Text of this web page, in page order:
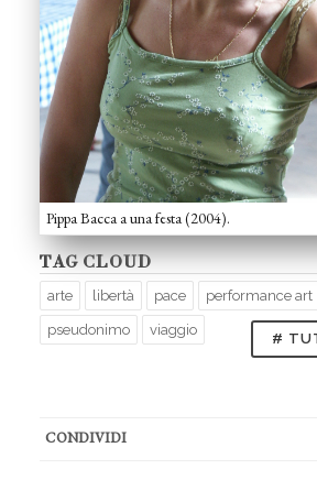
Pippa Bacca a una festa (2004).
TAG CLOUD
arte libertà pace performance art
pseudonimo viaggio
#
CONDIVIDI